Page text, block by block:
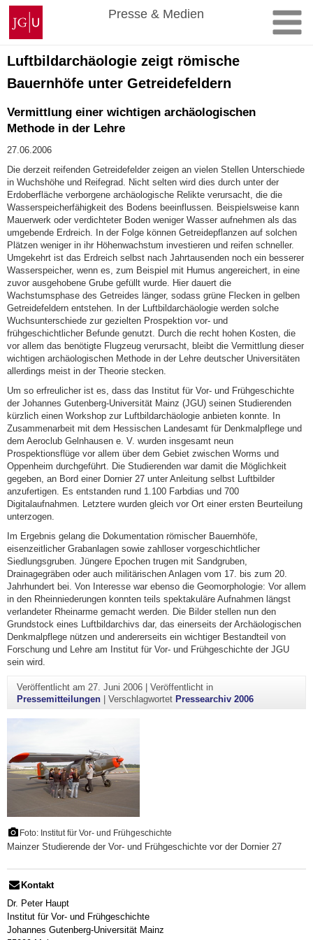
Zum
Inhalt
springen
Johannes
Gutenberg-
Universität
Mainz
Presse & Medien
Luftbildarchäologie zeigt römische
Bauernhöfe unter Getreidefeldern
Vermittlung einer wichtigen archäologischen
Methode in der Lehre
27.06.2006
Die derzeit reifenden Getreidefelder zeigen an vielen Stellen Unterschiede
in Wuchshöhe und Reifegrad. Nicht selten wird dies durch unter der
Erdoberfläche verborgene archäologische Relikte verursacht, die die
Wasserspeicherfähigkeit des Bodens beeinflussen. Beispielsweise kann
Mauerwerk oder verdichteter Boden weniger Wasser aufnehmen als das
umgebende Erdreich. In der Folge können Getreidepflanzen auf solchen
Plätzen weniger in ihr Höhenwachstum investieren und reifen schneller.
Umgekehrt ist das Erdreich selbst nach Jahrtausenden noch ein besserer
Wasserspeicher, wenn es, zum Beispiel mit Humus angereichert, in eine
zuvor ausgehobene Grube gefüllt wurde. Hier dauert die
Wachstumsphase des Getreides länger, sodass grüne Flecken in gelben
Getreidefeldern entstehen. In der Luftbildarchäologie werden solche
Wuchsunterschiede zur gezielten Prospektion vor- und
frühgeschichtlicher Befunde genutzt. Durch die recht hohen Kosten, die
vor allem das benötigte Flugzeug verursacht, bleibt die Vermittlung dieser
wichtigen archäologischen Methode in der Lehre deutscher Universitäten
allerdings meist in der Theorie stecken.
Um so erfreulicher ist es, dass das Institut für Vor- und Frühgeschichte
der Johannes Gutenberg-Universität Mainz (JGU) seinen Studierenden
kürzlich einen Workshop zur Luftbildarchäologie anbieten konnte. In
Zusammenarbeit mit dem Hessischen Landesamt für Denkmalpflege und
dem Aeroclub Gelnhausen e. V. wurden insgesamt neun
Prospektionsflüge vor allem über dem Gebiet zwischen Worms und
Oppenheim durchgeführt. Die Studierenden war damit die Möglichkeit
gegeben, an Bord einer Dornier 27 unter Anleitung selbst Luftbilder
anzufertigen. Es entstanden rund 1.100 Farbdias und 700
Digitalaufnahmen. Letztere wurden gleich vor Ort einer ersten Beurteilung
unterzogen.
Im Ergebnis gelang die Dokumentation römischer Bauernhöfe,
eisenzeitlicher Grabanlagen sowie zahlloser vorgeschichtlicher
Siedlungsgruben. Jüngere Epochen trugen mit Sandgruben,
Drainagegräben oder auch militärischen Anlagen vom 17. bis zum 20.
Jahrhundert bei. Von Interesse war ebenso die Geomorphologie: Vor allem
in den Rheinniederungen konnten teils spektakuläre Aufnahmen längst
verlandeter Rheinarme gemacht werden. Die Bilder stellen nun den
Grundstock eines Luftbildarchivs dar, das einerseits der Archäologischen
Denkmalpflege nützen und andererseits ein wichtiger Bestandteil von
Forschung und Lehre am Institut für Vor- und Frühgeschichte der JGU
sein wird.
Veröffentlicht am 27. Juni 2006| Veröffentlicht in
Pressemitteilungen| Verschlagwortet Pressearchiv 2006
Foto: Institut für Vor- und Frühgeschichte
Mainzer Studierende der Vor- und Frühgeschichte vor der Dornier 27
Kontakt
Dr. Peter Haupt
Institut für Vor- und Frühgeschichte
Johannes Gutenberg-Universität Mainz